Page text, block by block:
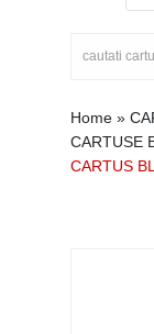
Home »
CARTUSE
CARTUS